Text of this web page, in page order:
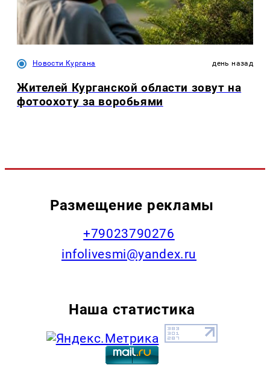
Новости Кургана день назад
Жителей Курганской области зовут на
фотоохоту за воробьями
Размещение рекламы
+79023790276
infolivesmi@yandex.ru
Наша статистика